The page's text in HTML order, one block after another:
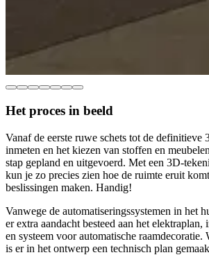
Het proces in beeld
Vanaf de eerste ruwe schets tot de definitieve
inmeten en het kiezen van stoffen en
stap gepland en uitgevoerd. Met een 3D-
kun je zo precies zien hoe de ruimte eruit
beslissingen maken. Handig!
Vanwege de automatiseringssystemen in het
er extra aandacht besteed aan het
en systeem voor automatische raamdecoratie.
is er in het ontwerp een technisch plan